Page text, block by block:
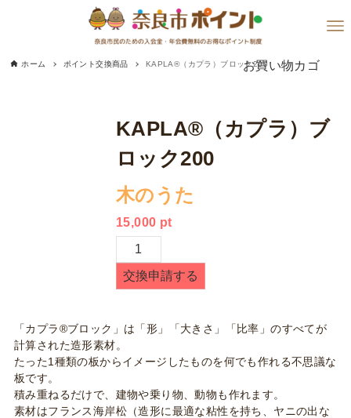
お買い物カゴ
ホーム ポイント交換商品 KAPLA®（カプラ）ブロック200
KAPLA®（カプラ）ブ
ロック200
木のうた
15,000 pt
KAPLA®（カ
プ
ラ）
ッ
ク
個
交換申請する
「カプラ®ブロック」は「形」「大きさ」「比率」のすべてが
計算された造形素材。
たった1種類の板からイメージしたものを何でも作れる不思議な
板です。
積み重ねるだけで、建物や乗り物、動物も作れます。
素材はフランス海岸松（造形に最適な粘性を持ち、ヤニの出な